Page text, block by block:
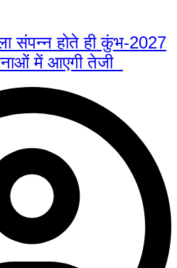
संपन्न होते ही कुंभ-2027
में आएगी तेजी